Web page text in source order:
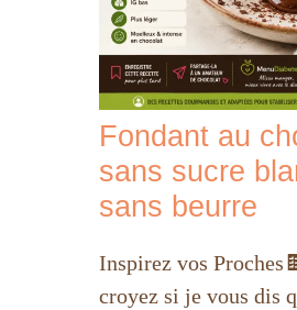
Fondant au
sans sucre
sans beurre
Inspirez vos
croyez si je vous dis